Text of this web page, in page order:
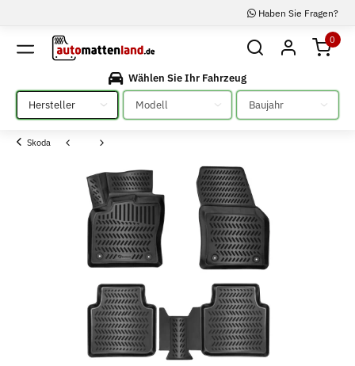
Haben Sie Fragen?
0
Wählen Sie Ihr Fahrzeug
Bitte auswählen
Bitte auswählen Bitte auswählen
Skoda